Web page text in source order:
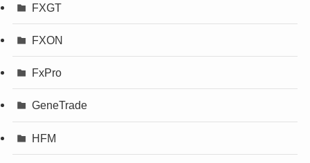
FXGT
FXON
FxPro
GeneTrade
HFM